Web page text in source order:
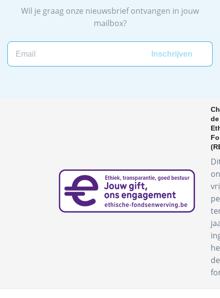
Wil je graag onze nieuwsbrief ontvangen in jouw
mailbox?